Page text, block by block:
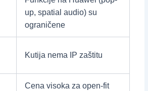
up, spatial audio) su
ograničene
Kutija nema IP zaštitu
Cena visoka za open-fit